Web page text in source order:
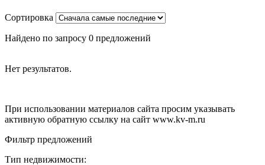
Сортировка
Найдено по запросу 0 предложений
Нет результатов.
При использовании материалов сайта просим указывать
активную обратную ссылку на сайт www.kv-m.ru
Фильтр предложений
Тип недвижимости: